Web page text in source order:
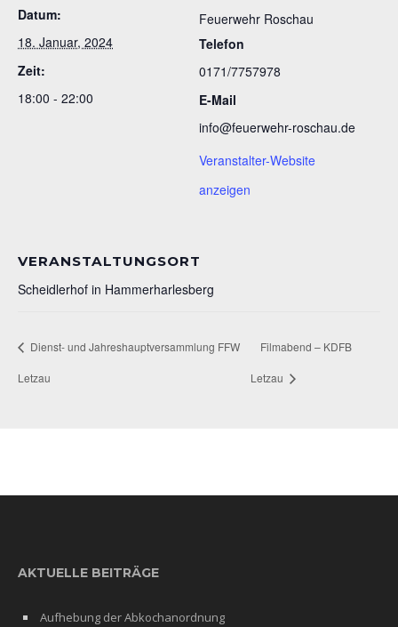
Datum:
18. Januar, 2024
Zeit:
18:00 - 22:00
Feuerwehr Roschau
Telefon
0171/7757978
E-Mail
info@feuerwehr-roschau.de
Veranstalter-Website
anzeigen
VERANSTALTUNGSORT
Scheidlerhof in Hammerharlesberg
Dienst- und Jahreshauptversammlung FFW
Letzau
Filmabend – KDFB
Letzau
AKTUELLE BEITRÄGE
Aufhebung der Abkochanordnung